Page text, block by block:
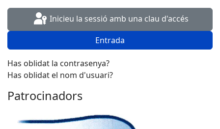
Inicieu la sessió amb una clau d'accés
Entrada
Has oblidat la contrasenya?
Has oblidat el nom d'usuari?
Patrocinadors